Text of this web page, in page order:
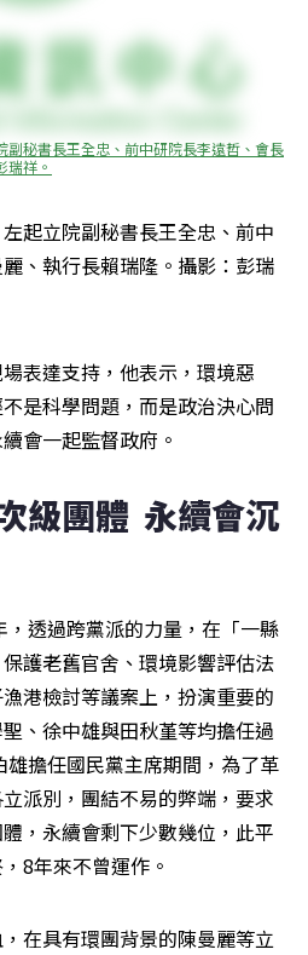
副秘書長王全忠、前中研院長李遠哲、會長
瑞祥。
起立院副秘書長王全忠、前中
、執行長賴瑞隆。攝影：彭瑞
表達支持，他表示，環境惡
是科學問題，而是政治決心問
會一起監督政府。
級團體  永續會沉
透過跨黨派的力量，在「一縣
護老舊官舍、環境影響評估法
港檢討等議案上，扮演重要的
、徐中雄與田秋堇等均擔任過
擔任國民黨主席期間，為了革
派別，團結不易的弊端，要求
，永續會剩下少數幾位，此平
8年來不曾運作。
在具有環團背景的陳曼麗等立